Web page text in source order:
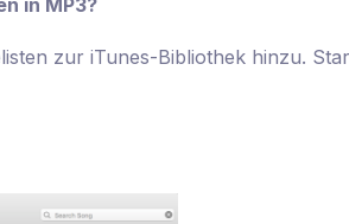
zur iTunes-Bibliothek hinzu.